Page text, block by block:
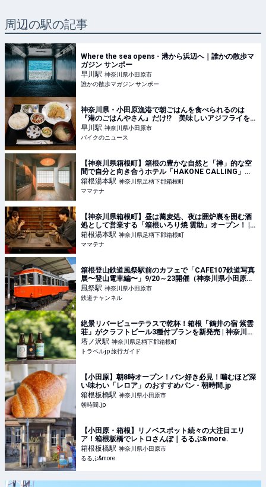
周辺の駅の記事
Where the sea opens - 港から浜辺へ｜誰かの散歩マ
ガジン サンポー
早川駅 神奈川県小田原市
誰かの散歩マガジン サンポー
神奈川県・小田原漁港で朝ごはんを食べられるのは
『港のごはんやさん』だけ!? 美味しいアジフライを
求めて走る旅
早川駅 神奈川県小田原市
バイクのニュース
【神奈川県箱根町】箱根の豊かな自然と「禅」的な空
間で自分と向き合うホテル「HAKONE CALLING」オ
ープン | ママテナ
箱根湯本駅 神奈川県足柄下郡箱根町
ママテナ
【神奈川県箱根町】昼は蕎麦処、夜は囲炉裏を囲む酒
処として営業する「箱根いろり焼 雲助」オープン！ |
ママテナ
箱根湯本駅 神奈川県足柄下郡箱根町
ママテナ
箱根登山鉄道風祭駅前のカフェで「CAFE107鉄道写真
展〜登山電車編〜」9/20～23開催（神奈川県小田原
市） | 鉄道ニュース | 鉄道チャンネル
風祭駅 神奈川県小田原市
鉄道チャンネル
絶景リバービューテラスで乾杯！箱根「鶴井の宿 紫雲
荘」がクラフトビール3種付プランを新発売 | 神奈川県
| トラベルjp 旅行ガイド
塔ノ沢駅 神奈川県足柄下郡箱根町
トラベルjp 旅行ガイド
【小田原】朝8時オープン！パン好き必見！噛むほど深
い味わい「レロア」のおすすめパン - 朝時間.jp
箱根板橋駅 神奈川県小田原市
朝時間.jp
【小田原・箱根】リノベスポット続々の大注目エリ
ア！箱根板橋でレトロさんぽ｜るるぶ&more.
箱根板橋駅 神奈川県小田原市
るるぶ&more.